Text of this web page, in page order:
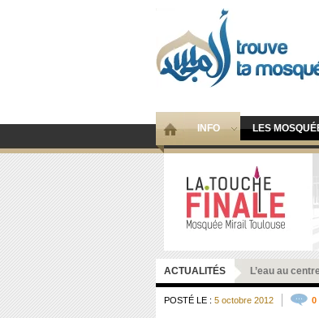
INFO LES
ACTUALITÉS L’eau au
POSTÉ LE : 5 octobre 2012 0